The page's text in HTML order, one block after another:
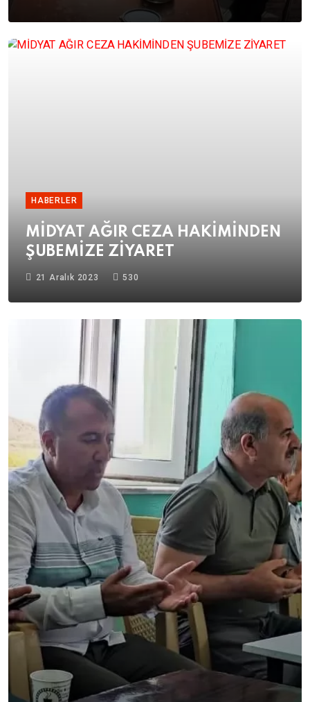
HABERLER
MİDYAT AĞIR CEZA HAKİMİNDEN
ŞUBEMİZE ZİYARET
21 Aralık 2023 530